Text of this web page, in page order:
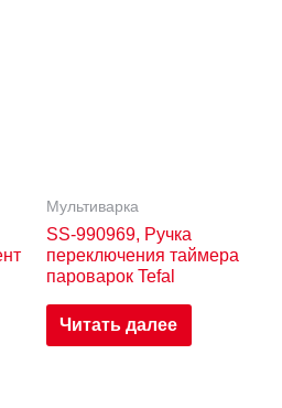
Мультиварка
SS-990969, Ручка
переключения таймера
пароварок Tefal
Читать далее